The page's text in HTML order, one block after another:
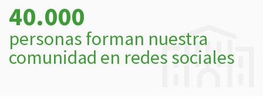
40.000
personas forman nuestra
comunidad en redes sociales